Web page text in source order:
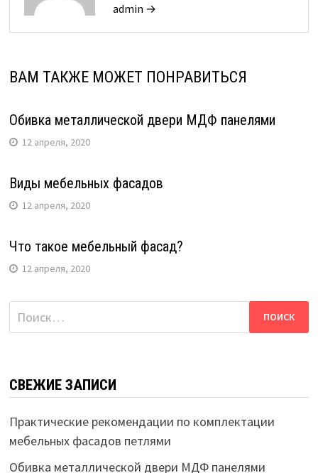
admin →
ВАМ ТАКЖЕ МОЖЕТ ПОНРАВИТЬСЯ
Обивка металлической двери МДФ панелями
12 апреля, 2020
Виды мебельных фасадов
12 апреля, 2020
Что такое мебельный фасад?
12 апреля, 2020
Найти:
СВЕЖИЕ ЗАПИСИ
Практические рекомендации по комплектации
мебельных фасадов петлями
Обивка металлической двери МДФ панелями